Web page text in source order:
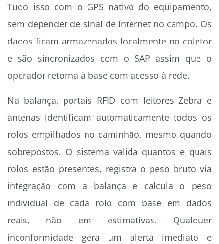
Tudo isso com o GPS nativo do equipamento,
sem depender de sinal de internet no campo. Os
dados ficam armazenados localmente no coletor
e são sincronizados com o SAP assim que o
operador retorna à base com acesso à rede.
Na balança, portais RFID com leitores Zebra e
antenas identificam automaticamente todos os
rolos empilhados no caminhão, mesmo quando
sobrepostos. O sistema valida quantos e quais
rolos estão presentes, registra o peso bruto via
integração com a balança e calcula o peso
individual de cada rolo com base em dados
reais, não em estimativas. Qualquer
inconformidade gera um alerta imediato e